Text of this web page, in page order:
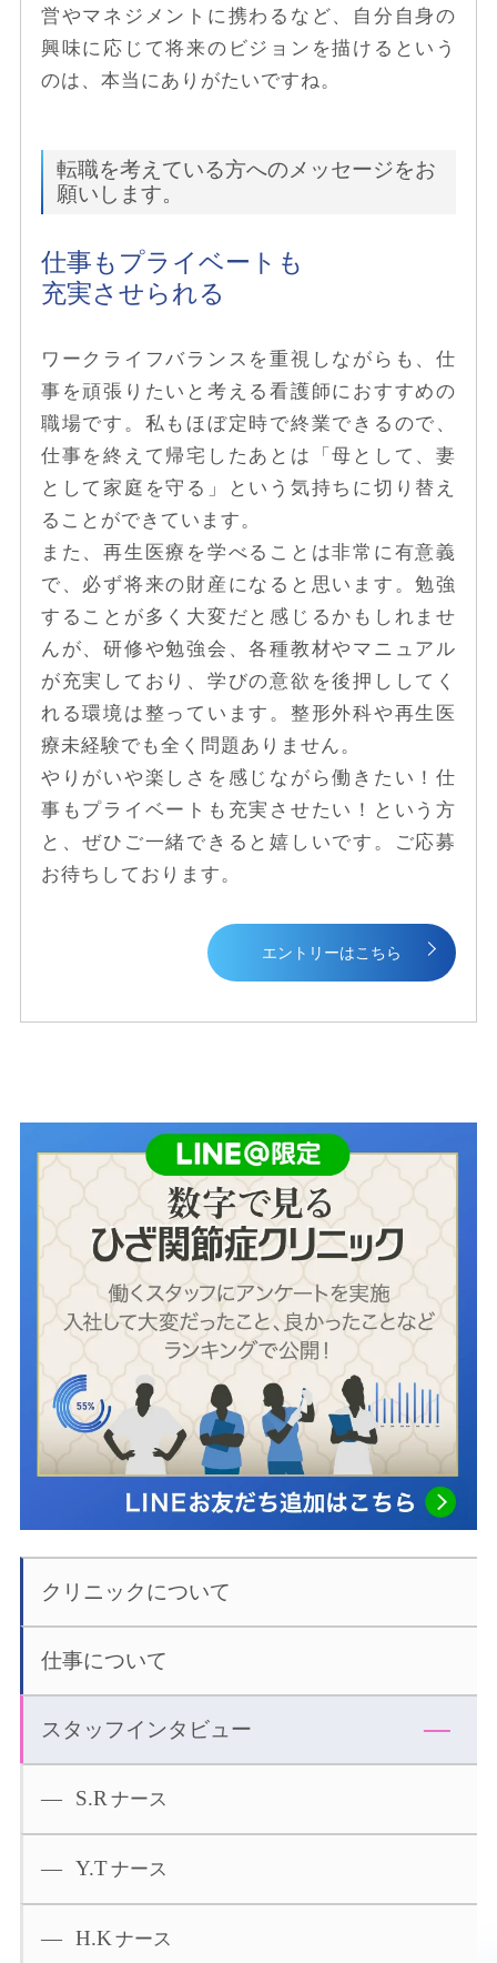
営やマネジメントに携わるなど、自分自身の
興味に応じて将来のビジョンを描けるという
のは、本当にありがたいですね。
転職を考えている方へのメッセージをお
願いします。
仕事もプライベートも
充実させられる
ワークライフバランスを重視しながらも、仕
事を頑張りたいと考える看護師におすすめの
職場です。私もほぼ定時で終業できるので、
仕事を終えて帰宅したあとは「母として、妻
として家庭を守る」という気持ちに切り替え
ることができています。
また、再生医療を学べることは非常に有意義
で、必ず将来の財産になると思います。勉強
することが多く大変だと感じるかもしれませ
んが、研修や勉強会、各種教材やマニュアル
が充実しており、学びの意欲を後押ししてく
れる環境は整っています。整形外科や再生医
療未経験でも全く問題ありません。
やりがいや楽しさを感じながら働きたい！仕
事もプライベートも充実させたい！という方
と、ぜひご一緒できると嬉しいです。ご応募
お待ちしております。
エントリーはこちら
クリニックについて
仕事について
スタッフインタビュー
S.R ナース
Y.Tナース
H.K ナース